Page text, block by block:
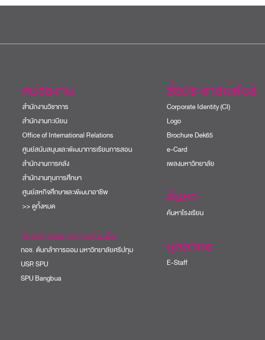
หน่วยงาน
สำนักงานวิชาการ
สำนักงานทะเบียน
Office of International Relations
ศูนย์สนับสนุนและพัฒนาการเรียนการสอน
สำนักงานการคลัง
สำนักงานทุนการศึกษา
ศูนย์สหกิจศึกษาและพัฒนาอาชีพ
>> ดูทั้งหมด
โครงการและความร่วมมือ
กอช. ต้นกล้าการออม มหาวิทยาลัยศรีปทุม
USR SPU
SPU Bangbua
สื่อประชาสัมพันธ์
Corporate Identity (CI)
Logo
Brochure Dek65
e-Card
เพลงมหาวิทยาลัย
ค้นหา
ค้นหาโรงเรียน
บุคลากร
E-Staff